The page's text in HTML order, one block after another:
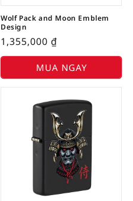
Wolf Pack and Moon Emblem
Design
1,355,000 ₫
MUA NGAY